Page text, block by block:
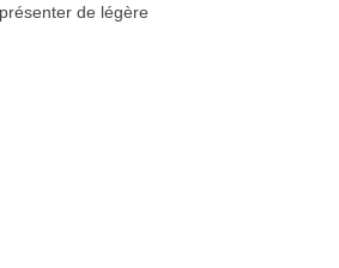
de légère